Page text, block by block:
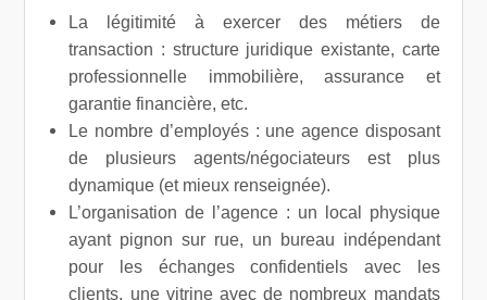
La légitimité à exercer des métiers de
transaction : structure juridique existante, carte
professionnelle immobilière, assurance et
garantie financière, etc.
Le nombre d’employés : une agence disposant
de plusieurs agents/négociateurs est plus
dynamique (et mieux renseignée).
L’organisation de l’agence : un local physique
ayant pignon sur rue, un bureau indépendant
pour les échanges confidentiels avec les
clients, une vitrine avec de nombreux mandats